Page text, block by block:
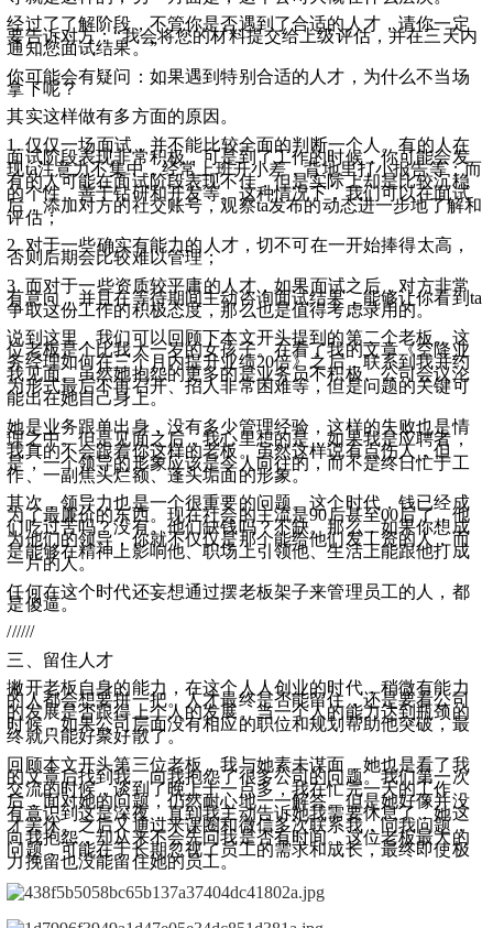
经过了了解阶段，不管你是否遇到了合适的人才，请你一定
要告诉对方：“我会将您的材料提交给上级评估，并在三天内
通知您面试结果。”
你可能会有疑问：如果遇到特别合适的人才，为什么不当场
拿下呢？
其实这样做有多方面的原因。
1. 仅仅一场面试，并不能比较全面的判断一个人。有的人在
面试阶段表现非常积极，可是到了工作的时候，你可能会发
现ta注意力不集中，经常上班开小差，背地里打小报告等；而
有的人可能在面试阶段表现不佳，但是实际上却是比较沉稳
的个性，善于钻研和开发等。这种情况下，我们可以在面试
后，添加对方的社交账号，观察ta发布的动态进一步地了解和
评估；
2. 对于一些确实有能力的人才，切不可在一开始捧得太高，
否则后期会比较难以管理；
3. 而对于一些资质较平庸的人才，如果面试之后，对方非常
有意向，并且在等待期间主动咨询面试结果，能够让你看到ta
争取这份工作的积极态度，那么也是值得考虑录用的。
说到这里，我们可以回顾下本文开头提到的第二个老板。这
位老板是个比我大一岁的女孩子。在看了我的文章《空降业
务经理如何在三个月内提升业绩20倍》之后，联系到我并约
我见面。虽然她抱怨的更多的是业务员不积极、公司会议沦
为形式最后不再召开、招人非常困难等，但是问题的关键可
能出在她自己身上。
她是业务跟单出身，没有多少管理经验，这样的失败也是情
理之中。但是见面之后，我心里想的是，如果我是应聘者，
我真的不会跟着你这样的老板。虽然这样说有点伤人，但
是，一个领导的形象应该是令人向往的，而不是终日忙于工
作、一副焦头烂额、蓬头垢面的形象。
其次，领导力也是一个很重要的问题。这个时代，钱已经成
为了最廉价的东西。现在社会的主流是90后甚至00后了，他
们吃过苦吗？没有。他们缺钱吗？不缺。那么，如果你想成
为他们的领导，你就不仅仅是那个能给他们发工资的人，而
是能够在精神上影响他、职场上引领他、生活上能跟他打成
一片的人。
任何在这个时代还妄想通过摆老板架子来管理员工的人，都
是傻逼。
//////
三、留住人才
撇开老板自身的能力，在这个人人创业的时代，稍微有能力
的人都会想要拼一把。人才最终是否能留住，还是要看公司
的发展是否跟得上个人的发展。当一个人的能力达到瓶颈的
时候，如果公司层面没有相应的职位和规划帮助他突破，最
终就只能好聚好散了。
回顾本文开头第三位老板，我与她素未谋面，她也是看了我
的文章后找到我，向我抱怨了很多公司的问题。我们第一次
交流的时候，谈到了晚上十一点多，我在忙完一天的工作
后，面对她的问题，仍然耐心地一一解答。但是她好像并没
有意识到这是深夜，直到我主动告诉她我需要休息了，她这
才罢休。之后又通过米课圈和微信多次联系我，问我问题，
向我抱怨，却从来不会先问我是否有时间。这位老板最大的
问题，可能在于长期忽视了员工的需求和成长，最终即使极
力挽留也没能留住她的员工。